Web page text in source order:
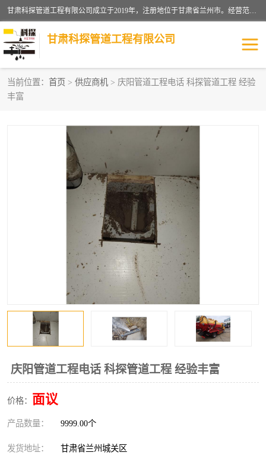
甘肃科探管道工程有限公司成立于2019年，注册地位于甘肃省兰州市。经营范围包括管道安装、清洗、疏通、维修、检测，防水工程，工程钻孔，化粪池清理，暖气安装，给排水管道安装维修，室内外管道如消防、供水、供热管道漏水检测定位，室内外防水堵漏等。
甘肃科探管道工程有限公司
当前位置： 首页 > 供应商机 > 庆阳管道工程电话 科探管道工程 经验
丰富
庆阳管道工程电话 科探管道工程 经验丰富
价格： 面议
产品数量： 9999.00个
发货地址： 甘肃省兰州城关区
管道安装维修
漏水检查维修 消防管道漏水
供热管道漏水 排水管道漏水
自来水管漏水 管道疏通
高压车疏通清淤